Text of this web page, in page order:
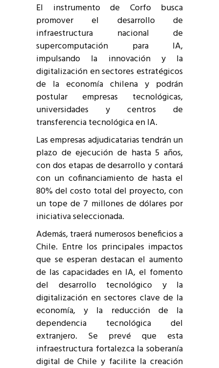
El instrumento de Corfo busca
promover el desarrollo de
infraestructura nacional de
supercomputación para IA,
impulsando la innovación y la
digitalización en sectores estratégicos
de la economía chilena y podrán
postular empresas tecnológicas,
universidades y centros de
transferencia tecnológica en IA.
Las empresas adjudicatarias tendrán un
plazo de ejecución de hasta 5 años,
con dos etapas de desarrollo y contará
con un cofinanciamiento de hasta el
80% del costo total del proyecto, con
un tope de 7 millones de dólares por
iniciativa seleccionada.
Además, traerá numerosos beneficios a
Chile. Entre los principales impactos
que se esperan destacan el aumento
de las capacidades en IA, el fomento
del desarrollo tecnológico y la
digitalización en sectores clave de la
economía, y la reducción de la
dependencia tecnológica del
extranjero. Se prevé que esta
infraestructura fortalezca la soberanía
digital de Chile y facilite la creación